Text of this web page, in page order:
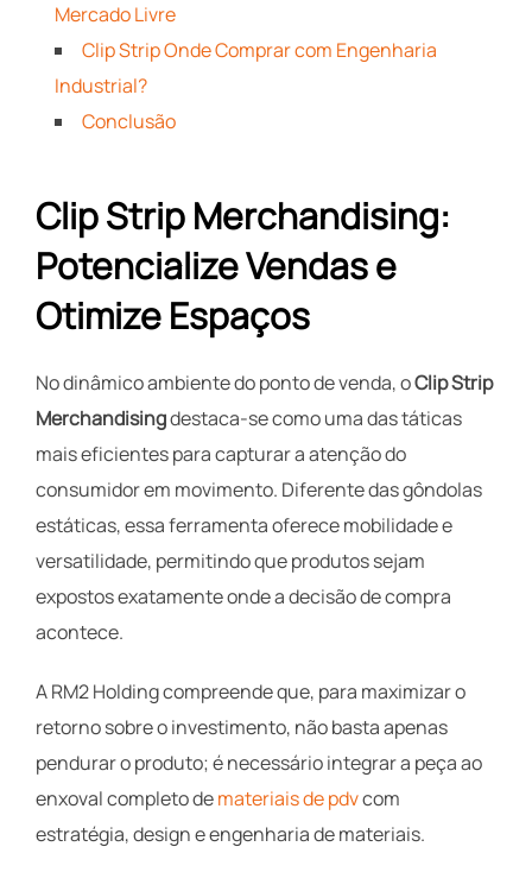
Mercado Livre
Clip Strip Onde Comprar com Engenharia
Industrial?
Conclusão
Clip Strip Merchandising:
Potencialize Vendas e
Otimize Espaços
No dinâmico ambiente do ponto de venda, oClip Strip
Merchandisingdestaca-se como uma das táticas
mais eficientes para capturar a atenção do
consumidor em movimento. Diferente das gôndolas
estáticas, essa ferramenta oferece mobilidade e
versatilidade, permitindo que produtos sejam
expostos exatamente onde a decisão de compra
acontece.
A RM2 Holding compreende que, para maximizar o
retorno sobre o investimento, não basta apenas
pendurar o produto; é necessário integrar a peça ao
enxoval completo demateriais de pdvcom
estratégia, design e engenharia de materiais.